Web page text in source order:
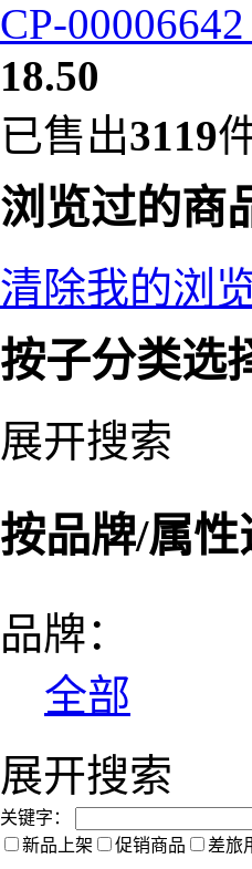
CP-
18.50
已售出3119
浏览过的商
清除我的浏
按子分类选
展开搜索
按品牌/属性
品牌：
全部
展开搜索
关键字：
新品上架
促销商品 差旅